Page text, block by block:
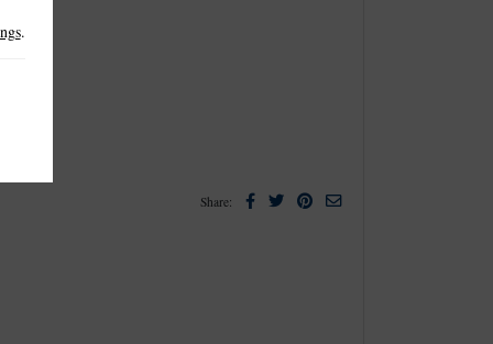
Share: Facebook
TwitterPinterest
Email
.